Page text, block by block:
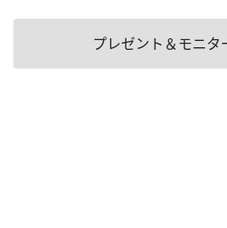
プレゼント＆モニタ